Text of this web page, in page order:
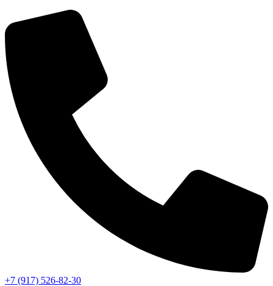
+7 (917) 526-82-30